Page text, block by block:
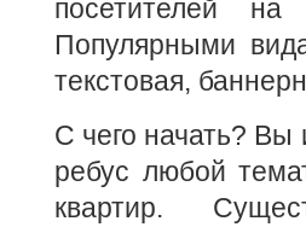
посетителей
Популярными
текстовая,
С чего начать?
ребус любой
квартир.